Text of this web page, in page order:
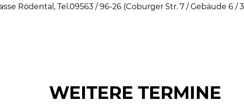
Rödental, Tel.09563 / 96-26 (Coburger Str. 7 / Gebäude 6 /
WEITERE TERMINE